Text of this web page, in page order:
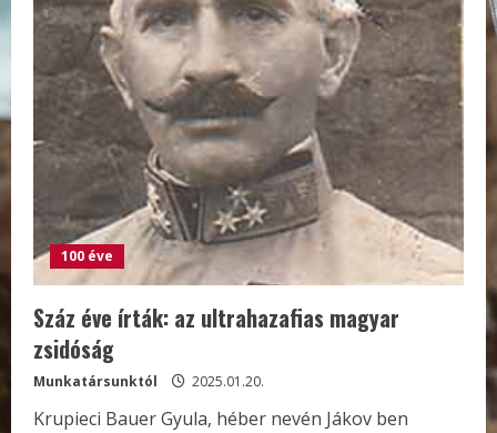
100 éve
Száz éve írták: az ultrahazafias magyar
zsidóság
Munkatársunktól 2025.01.20.
Krupieci Bauer Gyula, héber nevén Jákov ben